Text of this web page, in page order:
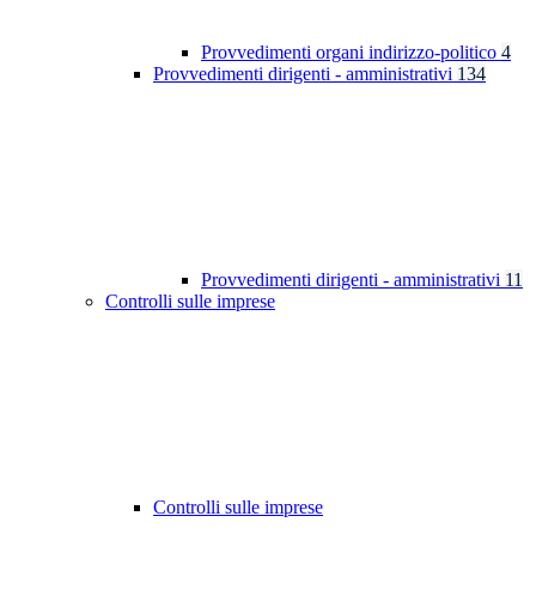
Provvedimenti organi indirizzo-politico 4
Provvedimenti dirigenti - amministrativi 134
Provvedimenti dirigenti - amministrativi 11
Controlli sulle imprese
Controlli sulle imprese